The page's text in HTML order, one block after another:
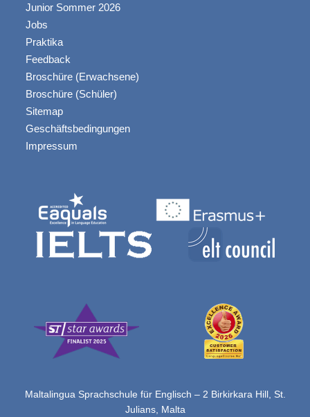
Junior Sommer 2026
Jobs
Praktika
Feedback
Broschüre (Erwachsene)
Broschüre (Schüler)
Sitemap
Geschäftsbedingungen
Impressum
Maltalingua Sprachschule für Englisch – 2 Birkirkara Hill, St.
Julians, Malta